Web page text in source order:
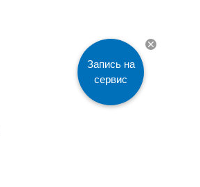
Запись на
сервис